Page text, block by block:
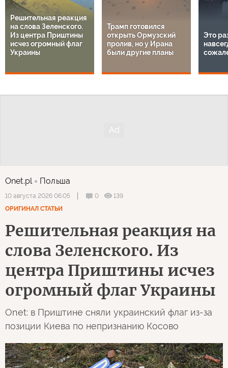
Решительная реакция
на слова Зеленского.
Из центра Приштины
исчез огромный флаг
Украины
Трамп готовился
открыть Ормузский
пролив, но у Ирана
были другие планы
Это
Onet.pl Польша
10 августа 2026 06:05 0
139
ОРИГИНАЛ СТАТЬИ
Решительная реакция на
слова Зеленского. Из
центра Приштины исчез
огромный флаг Украины
Onet: в Приштине сняли украинский флаг из-за
позиции Киева по непризнанию Косово